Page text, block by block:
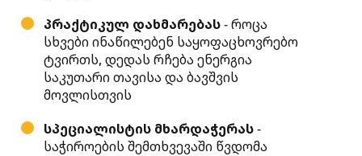
პრაქტიკულ დახმარებას- როცა
სხვები ინაწილებენ საყოფაცხოვრებო
ტვირთს, დედას რჩება ენერგია
საკუთარი თავისა და ბავშვის
მოვლისთვის
სპეციალისტის მხარდაჭერას-
საჭიროების შემთხვევაში წვდომა